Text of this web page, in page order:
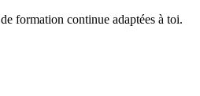
formation continue adaptées à toi.